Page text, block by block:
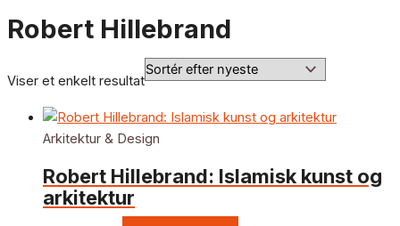
Robert Hillebrand
Viser et enkelt resultat
Arkitektur & Design
Robert Hillebrand: Islamisk kunst og
arkitektur